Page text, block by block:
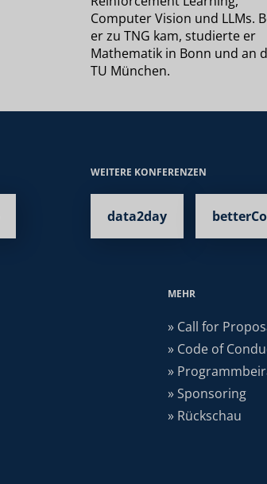
Computer Vision und LLMs.
er zu TNG kam, studierte er
Mathematik in Bonn und an
TU München.
WEITERE KONFERENZEN
data2day
MEHR
» Call for
» Code of
»
» Sponsoring
» Rückschau